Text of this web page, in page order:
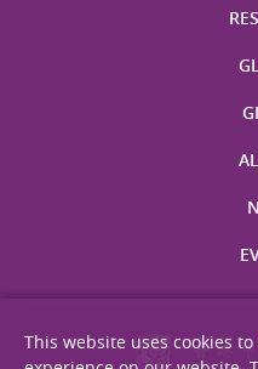
This website uses cookies